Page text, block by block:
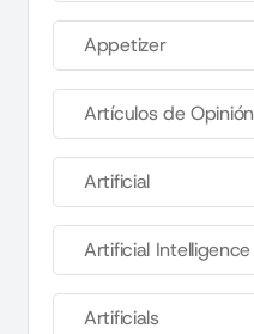
Appetizer
Artículos de Opinión
Artificial
Artificial Intelligence
Artificials